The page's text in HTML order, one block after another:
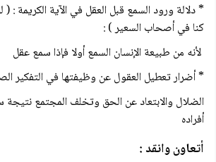
* دلالة ورود السمع قبل العقل في الآية الكريمة : (
كنا في أصحاب السعير ) :
لأنه من طبيعة الإنسان السمع أولا فإذا سمع عقل
* أضرار تعطيل العقول عن وظيفتها في التفكير
الضلال والابتعاد عن الحق وتخلف المجتمع نتيجة
أفراده
أتعاون وانقد :